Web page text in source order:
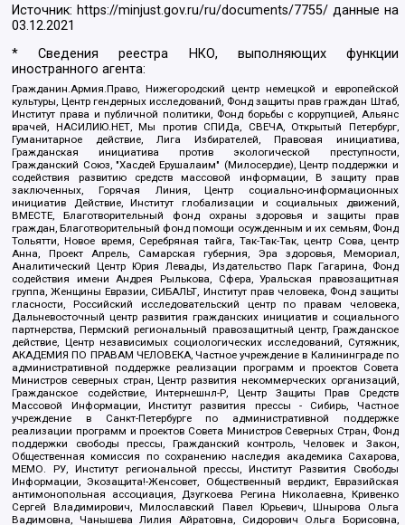
Источник: https://minjust.gov.ru/ru/documents/7755/ данные на
03.12.2021
* Сведения реестра НКО, выполняющих функции
иностранного агента:
Гражданин.Армия.Право, Нижегородский центр немецкой и европейской
культуры, Центр гендерных исследований, Фонд защиты прав граждан Штаб,
Институт права и публичной политики, Фонд борьбы с коррупцией, Альянс
врачей, НАСИЛИЮ.НЕТ, Мы против СПИДа, СВЕЧА, Открытый Петербург,
Гуманитарное действие, Лига Избирателей, Правовая инициатива,
Гражданская инициатива против экологической преступности,
Гражданский Союз, "Хасдей Ерушалаим" (Милосердие), Центр поддержки и
содействия развитию средств массовой информации, В защиту прав
заключенных, Горячая Линия, Центр социально-информационных
инициатив Действие, Институт глобализации и социальных движений,
ВМЕСТЕ, Благотворительный фонд охраны здоровья и защиты прав
граждан, Благотворительный фонд помощи осужденным и их семьям, Фонд
Тольятти, Новое время, Серебряная тайга, Так-Так-Так, центр Сова, центр
Анна, Проект Апрель, Самарская губерния, Эра здоровья, Мемориал,
Аналитический Центр Юрия Левады, Издательство Парк Гагарина, Фонд
содействия имени Андрея Рылькова, Сфера, Уральская правозащитная
группа, Женщины Евразии, СИБАЛЬТ, Институт прав человека, Фонд защиты
гласности, Российский исследовательский центр по правам человека,
Дальневосточный центр развития гражданских инициатив и социального
партнерства, Пермский региональный правозащитный центр, Гражданское
действие, Центр независимых социологических исследований, Сутяжник,
АКАДЕМИЯ ПО ПРАВАМ ЧЕЛОВЕКА, Частное учреждение в Калининграде по
административной поддержке реализации программ и проектов Совета
Министров северных стран, Центр развития некоммерческих организаций,
Гражданское содействие, Интернешнл-Р, Центр Защиты Прав Средств
Массовой Информации, Институт развития прессы - Сибирь, Частное
учреждение в Санкт-Петербурге по административной поддержке
реализации программ и проектов Совета Министров Северных Стран, Фонд
поддержки свободы прессы, Гражданский контроль, Человек и Закон,
Общественная комиссия по сохранению наследия академика Сахарова,
МЕМО. РУ, Институт региональной прессы, Институт Развития Свободы
Информации, Экозащита!-Женсовет, Общественный вердикт, Евразийская
антимонопольная ассоциация, Дзугкоева Регина Николаевна, Кривенко
Сергей Владимирович, Милославский Павел Юрьевич, Шнырова Ольга
Вадимовна, Чанышева Лилия Айратовна, Сидорович Ольга Борисовна,